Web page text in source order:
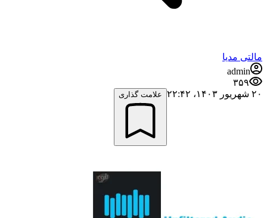
مالتی مدیا
admin
۳۵۹
۲۰ شهریور ۱۴۰۳،‏ ۲۲:۴۲
علامت گذاری